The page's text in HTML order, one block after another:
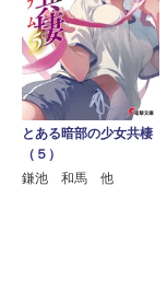
とある暗部の少女共棲
（５）
鎌池 和馬 他